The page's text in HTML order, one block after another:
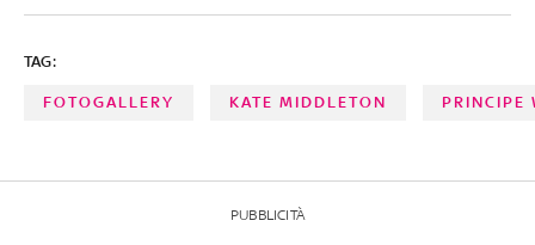
TAG:
FOTOGALLERY KATE MIDDLETON PRINCIPE
PUBBLICITÀ